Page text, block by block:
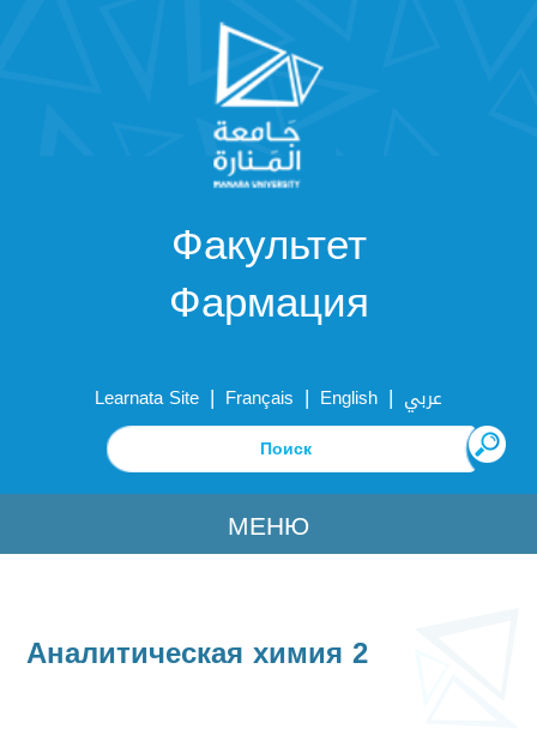
Факультет
Фармация
Learnata Site | Français | English | عربي
МЕНЮ
Аналитическая химия 2